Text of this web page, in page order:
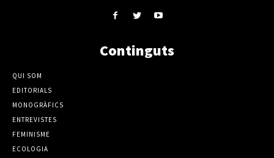
Continguts
QUI SOM
EDITORIALS
MONOGRÀFICS
ENTREVISTES
FEMINISME
ECOLOGIA